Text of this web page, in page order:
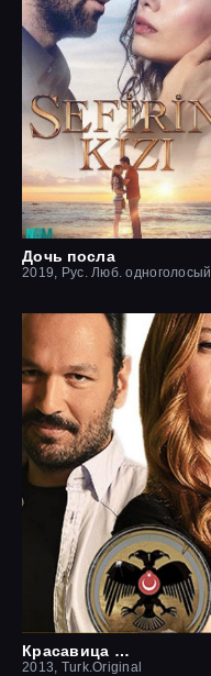
Дочь посла
2019, Рус. Люб. одноголосый
Красавица и чудовище
2013, Turk.Original